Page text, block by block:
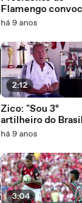
Flamengo
para o II jogo
Friburgo
há 9 anos
2:12
Zico: "Sou 3º
artilheiro do
mas dizem que não
há 9 anos
3:04